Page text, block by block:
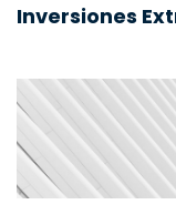
Inversiones